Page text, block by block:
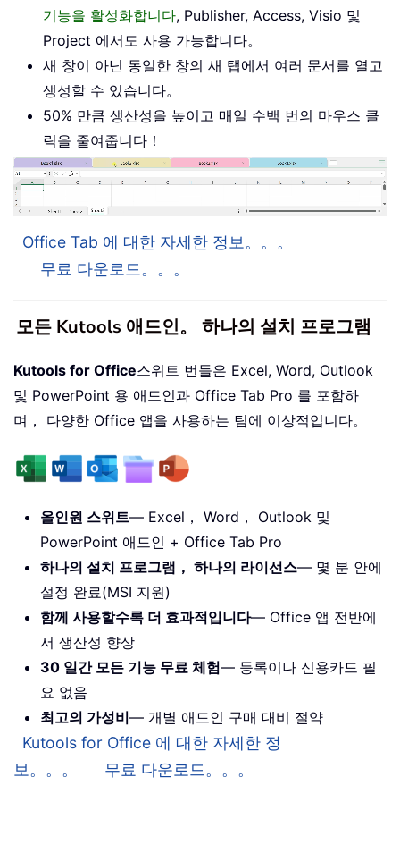
기능을 활성화합니다, Publisher, Access, Visio 및
Project 에서도 사용 가능합니다。
새 창이 아닌 동일한 창의 새 탭에서 여러 문서를 열고
생성할 수 있습니다。
50% 만큼 생산성을 높이고 매일 수백 번의 마우스 클
릭을 줄여줍니다！
Office Tab 에 대한 자세한 정보。。。
무료 다운로드。。。
모든 Kutools 애드인。 하나의 설치 프로그램
Kutools for Office스위트 번들은 Excel, Word, Outlook
및 PowerPoint 용 애드인과 Office Tab Pro 를 포함하
며， 다양한 Office 앱을 사용하는 팀에 이상적입니다。
올인원 스위트— Excel， Word， Outlook 및
PowerPoint 애드인 + Office Tab Pro
하나의 설치 프로그램， 하나의 라이선스— 몇 분 안에
설정 완료(MSI 지원)
함께 사용할수록 더 효과적입니다— Office 앱 전반에
서 생산성 향상
30 일간 모든 기능 무료 체험— 등록이나 신용카드 필
요 없음
최고의 가성비— 개별 애드인 구매 대비 절약
Kutools for Office 에 대한 자세한 정
보。。。
무료 다운로드。。。